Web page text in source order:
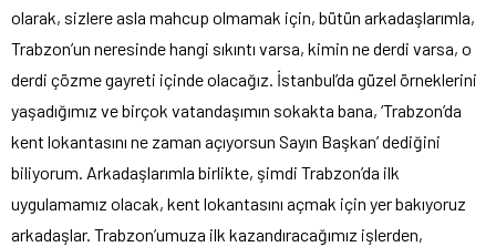
olarak, sizlere asla mahcup olmamak için, bütün arkadaşlarımla,
Trabzon’un neresinde hangi sıkıntı varsa, kimin ne derdi varsa, o
derdi çözme gayreti içinde olacağız. İstanbul’da güzel örneklerini
yaşadığımız ve birçok vatandaşımın sokakta bana, ‘Trabzon’da
kent lokantasını ne zaman açıyorsun Sayın Başkan’ dediğini
biliyorum. Arkadaşlarımla birlikte, şimdi Trabzon’da ilk
uygulamamız olacak, kent lokantasını açmak için yer bakıyoruz
arkadaşlar. Trabzon’umuza ilk kazandıracağımız işlerden,